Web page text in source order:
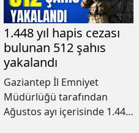
1.448 yıl hapis cezası
bulunan 512 şahıs
yakalandı
Gaziantep İl Emniyet
Müdürlüğü tarafından
Ağustos ayı içerisinde 1.448